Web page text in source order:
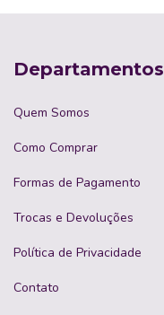
Departamentos
Quem Somos
Como Comprar
Formas de Pagamento
Trocas e Devoluções
Política de Privacidade
Contato